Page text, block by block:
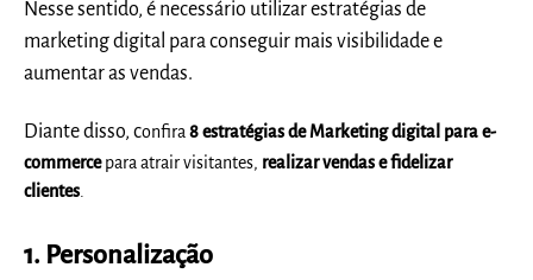
Nesse sentido, é necessário utilizar estratégias de
marketing digital para conseguir mais visibilidade e
aumentar as vendas.
Diante disso, confira8 estratégias de Marketing digital para e-
commercepara atrair visitantes, realizar vendas e fidelizar
clientes.
1. Personalização